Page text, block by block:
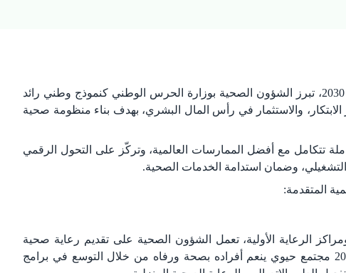
في ظل التحولات النوعية التي تشهدها المملكة العربية السعودية بقيادة رؤية 2030، تبرز الشؤون الصحية بوزارة الحرس الوطني كنموذج وطني رائد
والاستثمار في رأس المال البشري، بهدف بناء منظومة صحية
تتكامل مع أفضل الممارسات العالمية، وتركّز على التحول الرقمي
وضمان استدامة الخدمات الصحية.
المتقدمة:
الرعاية الأولية، تعمل الشؤون الصحية على تقديم رعاية صحية
تراعي الجودة والكفاءة، بما يسهم في تحقيق أحد المحاور الرئيسة لرؤية 2030 مجتمع حيوي ينعم أفراده بصحة ورفاه من خلال التوسع في برامج